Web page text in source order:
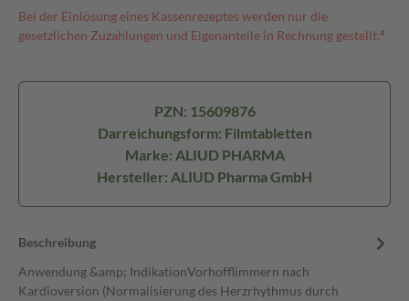
Bei der Einlösung eines Kassenrezeptes werden nur die
gesetzlichen Zuzahlungen und Eigenanteile in Rechnung gestellt.⁴
PZN: 15609876
Darreichungsform: Filmtabletten
Marke: ALIUD PHARMA
Hersteller: ALIUD Pharma GmbH
Beschreibung
Anwendung &amp; IndikationVorhofflimmern nach
Kardioversion (Normalisierung des Herzrhythmus durch